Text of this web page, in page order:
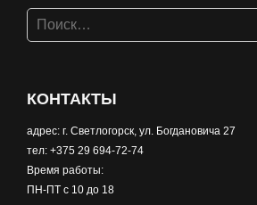
КОНТАКТЫ
адрес: г. Светлогорск, ул. Богдановича 27
тел: +375 29 694-72-74
Время работы:
ПН-ПТ с 10 до 18